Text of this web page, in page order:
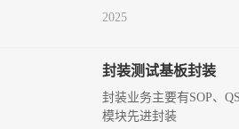
2025
封装测试基板封装
封装业务主要有SOP、
模块先进封装